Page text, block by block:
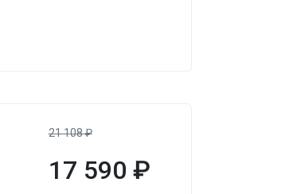
21 108₽
17 590 ₽